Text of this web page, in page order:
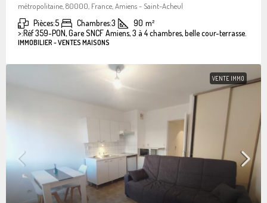
métropolitaine, 80000, France, Amiens - Saint-Acheul
Pièces:5 Chambres:3 90 m²
>:Réf 359-PON, Gare SNCF Amiens, 3 à 4 chambres, belle cour-terrasse.
IMMOBILIER - VENTES MAISONS
VENTE IMMO